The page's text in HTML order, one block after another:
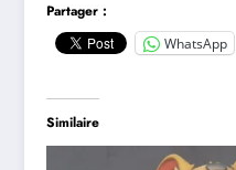
Partager :
WhatsApp
Similaire